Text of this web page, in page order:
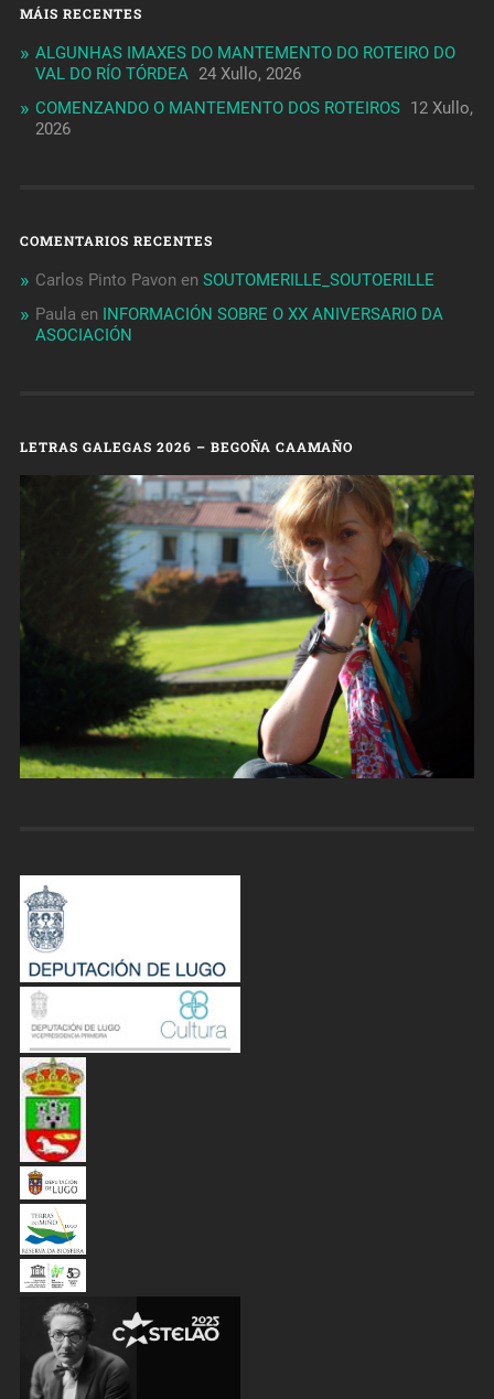
MÁIS RECENTES
ALGUNHAS IMAXES DO MANTEMENTO DO ROTEIRO DO
VAL DO RÍO TÓRDEA 24 Xullo, 2026
COMENZANDO O MANTEMENTO DOS ROTEIROS 12 Xullo,
2026
COMENTARIOS RECENTES
Carlos Pinto Pavon en SOUTOMERILLE_SOUTOERILLE
Paula en INFORMACIÓN SOBRE O XX ANIVERSARIO DA
ASOCIACIÓN
LETRAS GALEGAS 2026 – BEGOÑA CAAMAÑO